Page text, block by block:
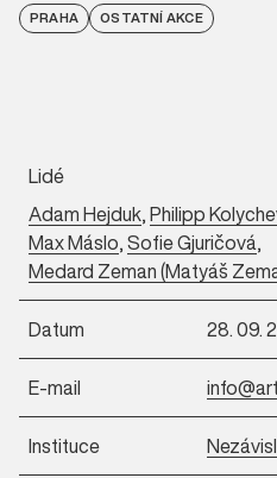
PRAHA OSTATNÍ AKCE
Lidé
Adam Hejduk,Philipp
Max Máslo,Sofie Gjuričová,
Medard Zeman (Matyáš
Datum 28. 09.
E-mail
Instituce